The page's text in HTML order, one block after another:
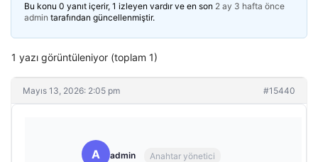
Bu konu 0 yanıt içerir, 1 izleyen vardır ve en son 2 ay 3 hafta önce
admin tarafından güncellenmiştir.
1 yazı görüntüleniyor (toplam 1)
Mayıs 13, 2026: 2:05 pm #15440
A admin Anahtar yönetici